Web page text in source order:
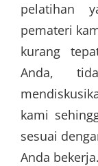
pelatihan
pemateri
kurang
Anda,
kami
sesuai
Anda bekerja.